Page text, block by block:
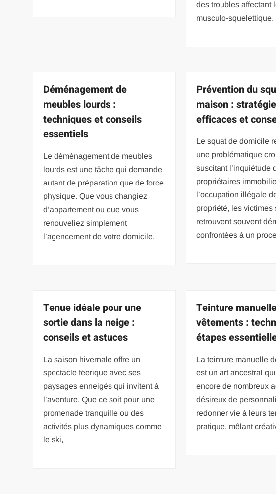
des troubles affectant
musculo-squelettique.
Déménagement de
meubles lourds :
techniques et conseils
essentiels
Le déménagement de meubles
lourds est une tâche qui demande
autant de préparation que de force
physique. Que vous changiez
d’appartement ou que vous
renouveliez simplement
l’agencement de votre domicile,
Prévention du
maison :
efficaces et
Le squat de domicile
une problématique
suscitant l’inquiétude
propriétaires
l’occupation illégale
propriété, les victimes
retrouvent souvent
confrontées à un
Tenue idéale pour une
sortie dans la neige :
conseils et astuces
La saison hivernale offre un
spectacle féerique avec ses
paysages enneigés qui invitent à
l’aventure. Que ce soit pour une
promenade tranquille ou des
activités plus dynamiques comme
le ski,
Teinture
vêtements :
étapes
La teinture manuelle
est un art ancestral
encore de nombreux
désireux de
redonner vie à leurs
pratique, mêlant